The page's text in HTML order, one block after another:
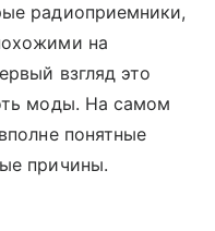
радиоприемники,
на
взгляд это
моды. На самом
понятные
причины.